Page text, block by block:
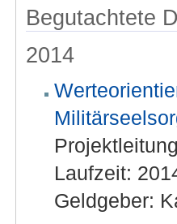
Begutachtete
2014
Laufzeit:
Geldgeber: